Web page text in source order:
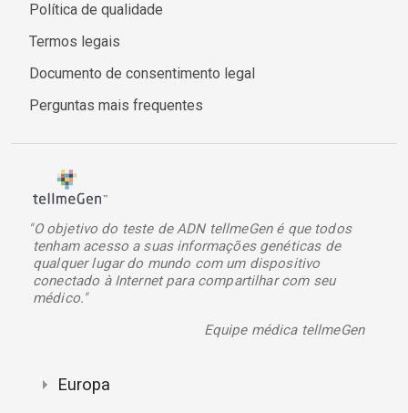
Política de qualidade
Termos legais
Documento de consentimento legal
Perguntas mais frequentes
"O objetivo do teste de ADN tellmeGen é que todos
tenham acesso a suas informações genéticas de
qualquer lugar do mundo com um dispositivo
conectado à Internet para compartilhar com seu
médico."
Equipe médica tellmeGen
Europa